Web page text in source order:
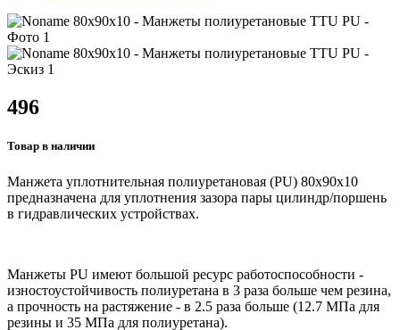
496
Товар в наличии
Манжета уплотнительная полиуретановая (PU) 80x90x10
предназначена для уплотнения зазора пары цилиндр/поршень
в гидравлических устройствах.
Манжеты PU имеют большой ресурс работоспособности -
изностоустойчивость полиуретана в 3 раза больше чем резина,
а прочность на растяжение - в 2.5 раза больше (12.7 МПа для
резины и 35 МПа для полиуретана).